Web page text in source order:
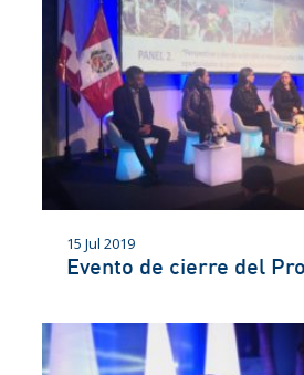
15 Jul 2019
Evento de cierre del